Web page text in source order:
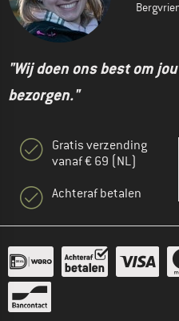
"Wij doen ons best om
bezorgen."
Gratis verzending
vanaf € 69 (NL)
Achteraf betalen